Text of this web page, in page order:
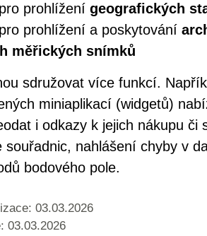
prohlížení geografických
prohlížení a poskytování
měřických snímků
sdružovat více funkcí.
miniaplikací (widgetů)
i odkazy k jejich nákupu či
souřadnic, nahlášení chyby v
bodového pole.
03.03.2026
03.03.2026